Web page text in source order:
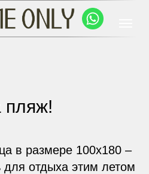
пляж!
в размере 100х180 –
отдыха этим летом